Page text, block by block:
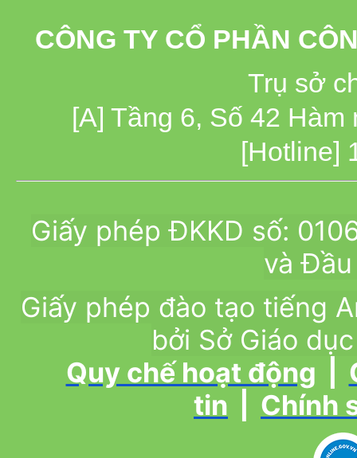
CÔNG TY CỔ PHẦN
Trụ sở
[A] Tầng 6, Số 42
[Hotline]
Giấy phép ĐKKD số:
và
Giấy phép đào tạo tiếng
bởi Sở Giáo
Quy chế hoạt động
tin
Chính